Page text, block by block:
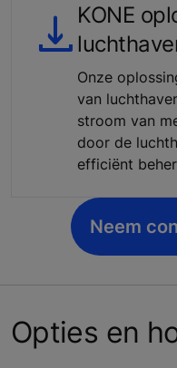
KONE
Onze
van
stroom van
door de
efficiënt
Neem
Opties en